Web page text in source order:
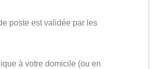
poste est validée par les
à votre domicile (ou en